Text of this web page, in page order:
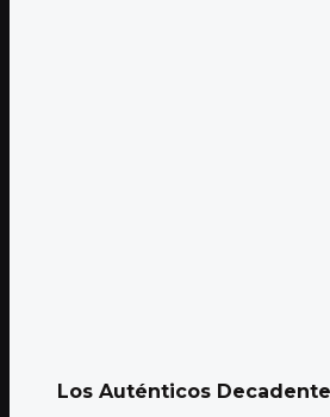
Los Auténticos